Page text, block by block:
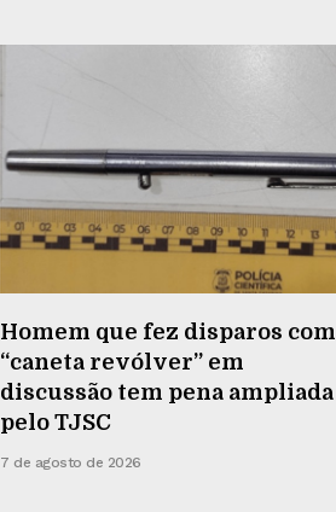
Homem que fez disparos com
“caneta revólver” em
discussão tem pena ampliada
pelo TJSC
7 de agosto de 2026